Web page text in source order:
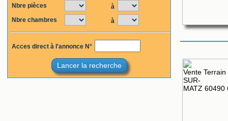
Nbre pièces
à
Nbre chambres
à
Acces direct à l'annonce N°
Lancer la recherche